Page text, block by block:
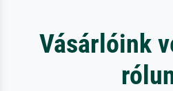
Vásárlóink